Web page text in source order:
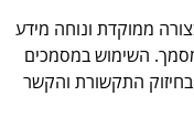
ממוקדת ונוחה מידע
השימוש במסמכים
התקשורת והקשר